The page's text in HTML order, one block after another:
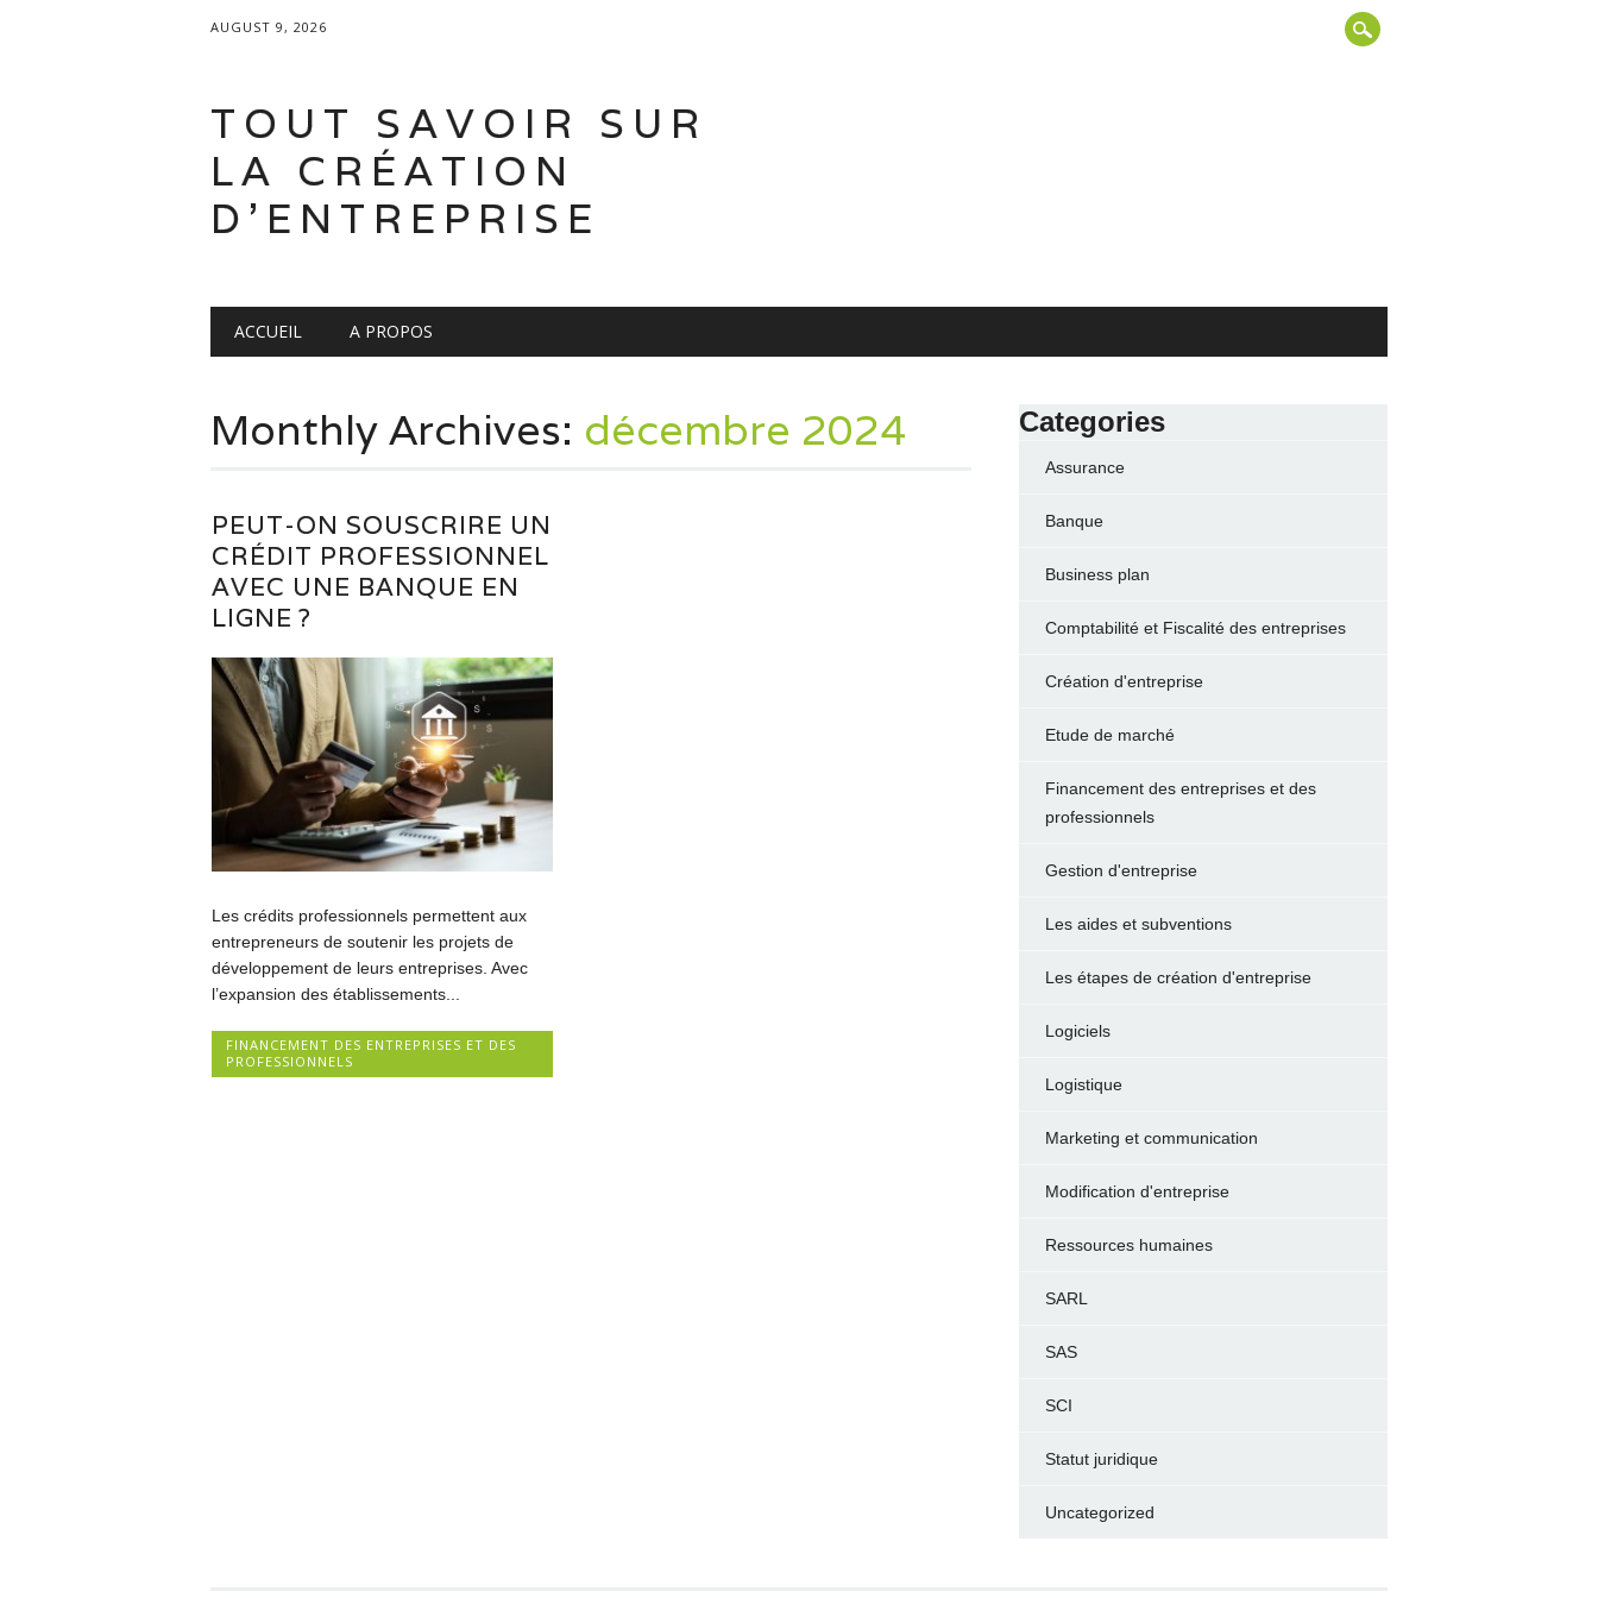
AUGUST 9, 2026
TOUT SAVOIR SUR
LA CRÉATION
D'ENTREPRISE
Main menu
ACCUEIL A PROPOS
Monthly Archives: décembre 2024
PEUT-ON SOUSCRIRE UN
CRÉDIT PROFESSIONNEL
AVEC UNE BANQUE EN
LIGNE ?
Les crédits professionnels permettent aux
entrepreneurs de soutenir les projets de
développement de leurs entreprises. Avec
l’expansion des établissements...
FINANCEMENT DES ENTREPRISES ET DES
PROFESSIONNELS
Categories
Assurance
Banque
Business plan
Comptabilité et Fiscalité des entreprises
Création d'entreprise
Etude de marché
Financement des entreprises et des
professionnels
Gestion d'entreprise
Les aides et subventions
Les étapes de création d'entreprise
Logiciels
Logistique
Marketing et communication
Modification d'entreprise
Ressources humaines
SARL
SAS
SCI
Statut juridique
Uncategorized